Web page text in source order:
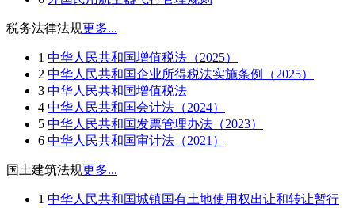
税务法律法规更多...
1 中华人民共和国增值税法（2025）
2 中华人民共和国企业所得税法实施条例（2025）
3 中华人民共和国增值税法
4 中华人民共和国会计法（2024）
5 中华人民共和国发票管理办法（2023）
6 中华人民共和国审计法（2021）
国土建筑法规更多...
1 中华人民共和国城镇国有土地使用权出让和转让暂行